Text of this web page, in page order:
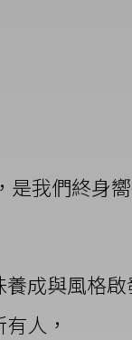
我們終身嚮
成與風格啟
人，